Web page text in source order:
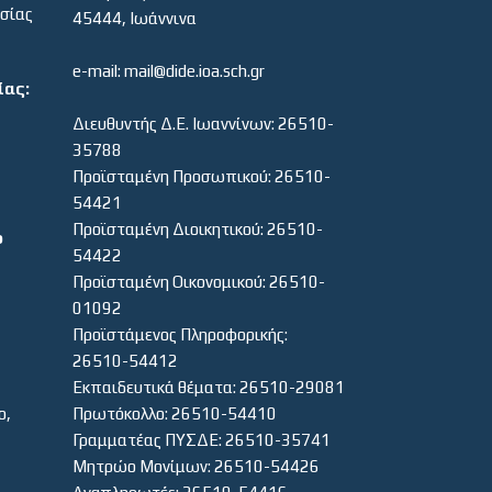
45444, Ιωάννινα
e-mail: mail@dide.ioa.sch.gr
Διευθυντής Δ.Ε. Ιωαννίνων: 26510-
35788
Προϊσταμένη Προσωπικού: 26510-
54421
Προϊσταμένη Διοικητικού: 26510-
54422
Προϊσταμένη Οικονομικού: 26510-
01092
Προϊστάμενος Πληροφορικής:
26510-54412
Εκπαιδευτικά θέματα: 26510-29081
Πρωτόκολλο: 26510-54410
Γραμματέας ΠΥΣΔΕ: 26510-35741
Μητρώο Μονίμων: 26510-54426